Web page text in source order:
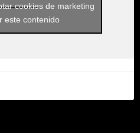
cookies de marketing
este contenido